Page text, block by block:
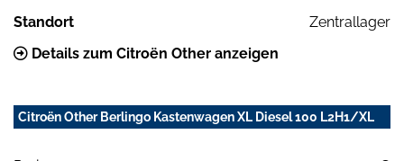
Standort
Zentrallager
Details zum Citroën Other anzeigen
Citroën Other Berlingo Kastenwagen XL Diesel 100 L2H1/XL